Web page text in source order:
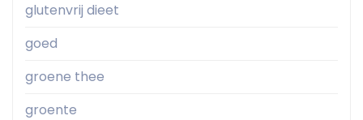
glutenvrij dieet
goed
groene thee
groente